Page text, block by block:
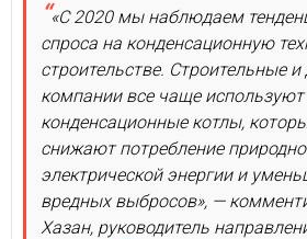
«С 2020 мы наблюдаем
спроса на конденсационную
строительстве. Строительные и
компании все чаще
конденсационные котлы,
снижают потребление
электрической энергии и
вредных выбросов», —
Хазан, руководитель